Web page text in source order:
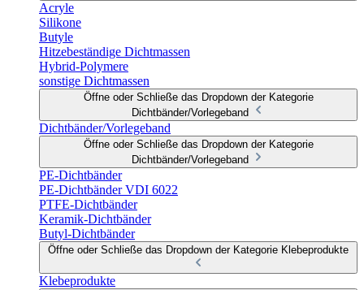
Acryle
Silikone
Butyle
Hitzebeständige Dichtmassen
Hybrid-Polymere
sonstige Dichtmassen
Öffne oder Schließe das Dropdown der Kategorie
Dichtbänder/Vorlegeband
Dichtbänder/Vorlegeband
Öffne oder Schließe das Dropdown der Kategorie
Dichtbänder/Vorlegeband
PE-Dichtbänder
PE-Dichtbänder VDI 6022
PTFE-Dichtbänder
Keramik-Dichtbänder
Butyl-Dichtbänder
Öffne oder Schließe das Dropdown der Kategorie Klebeprodukte
Klebeprodukte